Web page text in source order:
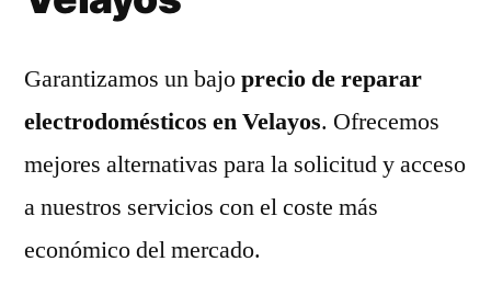
Garantizamos un bajoprecio de reparar
electrodomésticos en Velayos. Ofrecemos
mejores alternativas para la solicitud y acceso
a nuestros servicios con el coste más
económico del mercado.